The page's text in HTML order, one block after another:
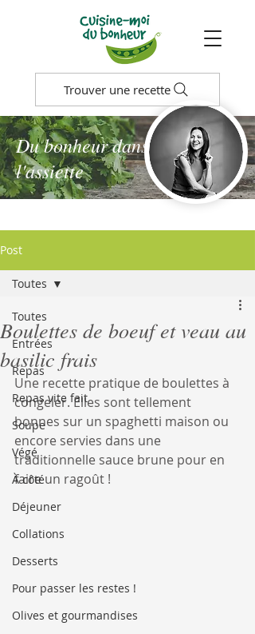
Trouver une recette
Du bonheur dans
l'assiette
Post
Toutes
Entrées
Repas
Repas vite fait
Soupe
Végé
À côté
Déjeuner
Collations
Desserts
Pour passer les restes !
Olives et gourmandises
Toutes
Boulettes de boeuf et veau au
basilic frais
Une recette pratique de boulettes à
congeler. Elles sont tellement
bonnes sur un spaghetti maison ou
encore servies dans une
traditionnelle sauce brune pour en
faire un ragoût !